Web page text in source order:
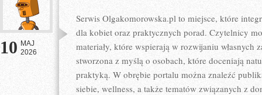
10 MAJ
2026
Serwis Olgakomorowska.pl to miejsce, które
dla kobiet oraz praktycznych porad. Czytelnicy
materiały, które wspierają w rozwijaniu własnych
stworzona z myślą o osobach, które doceniają
praktyką. W obrębie portalu można znaleźć
siebie, wellness, a także tematów związanych z